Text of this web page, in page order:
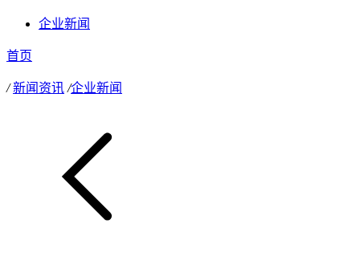
企业新闻
首页
/ 新闻资讯 /企业新闻